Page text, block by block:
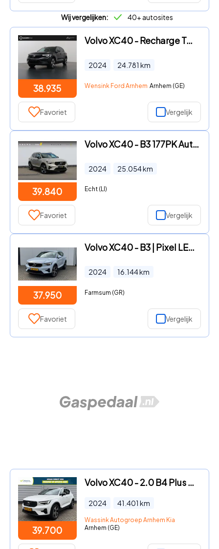
Wij vergelijken: 40+ autosites
38.935
Volvo XC40 - Recharge Twin Plus 78 kWh | Navigatie | Stoel/Stuurwielverwa
2024 24.781 km
Wensink Ford Arnhem Arnhem (GE)
Favoriet Vergelijk
39.840
Volvo XC40 - B3 177PK Automaat Plus Dark Google infotainment / Draadloos
2024 25.054km
Echt (LI)
Favoriet Vergelijk
37.950
Volvo XC40 - B3 | Pixel LED | Verw.stuurwiel/stoelen | Elek.verstel.voors
2024 16.144km
Farmsum (GR)
Favoriet Vergelijk
39.700
Volvo XC40 - 2.0 B4 Plus Dark | Trekhaak | Stoelverwarming | Memory | Har
2024 41.401 km
Wassink Autogroep Arnhem Kia
Arnhem (GE)